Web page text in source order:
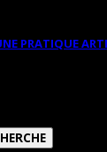
PRATIQUE